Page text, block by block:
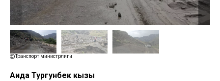
Транспорт министрлиги
Аида Тургунбек кызы